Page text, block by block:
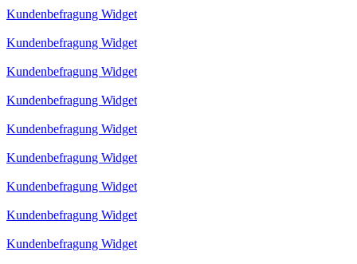
Kundenbefragung Widget
Kundenbefragung Widget
Kundenbefragung Widget
Kundenbefragung Widget
Kundenbefragung Widget
Kundenbefragung Widget
Kundenbefragung Widget
Kundenbefragung Widget
Kundenbefragung Widget